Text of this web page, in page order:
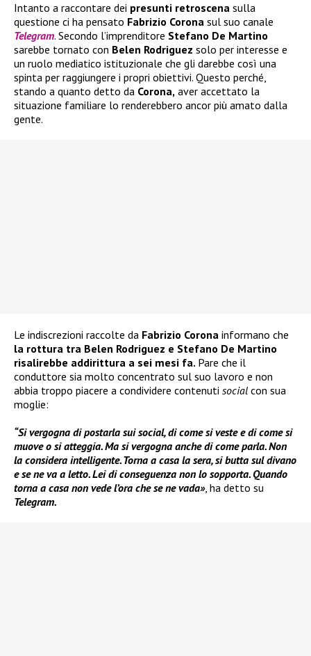
Intanto a raccontare dei presunti retroscena sulla
questione ci ha pensato Fabrizio Corona sul suo canale
Telegram. Secondo l’imprenditore Stefano De Martino
sarebbe tornato con Belen Rodriguez solo per interesse e
un ruolo mediatico istituzionale che gli darebbe così una
spinta per raggiungere i propri obiettivi. Questo perché,
stando a quanto detto da Corona, aver accettato la
situazione familiare lo renderebbero ancor più amato dalla
gente.
Le indiscrezioni raccolte da Fabrizio Corona informano che
la rottura tra Belen Rodriguez e Stefano De Martino
risalirebbe addirittura a sei mesi fa. Pare che il
conduttore sia molto concentrato sul suo lavoro e non
abbia troppo piacere a condividere contenuti social con sua
moglie:
“Si vergogna di postarla sui social, di come si veste e di come si
muove o si atteggia. Ma si vergogna anche di come parla. Non
la considera intelligente. Torna a casa la sera, si butta sul divano
e se ne va a letto. Lei di conseguenza non lo sopporta. Quando
torna a casa non vede l’ora che se ne vada», ha detto su
Telegram.